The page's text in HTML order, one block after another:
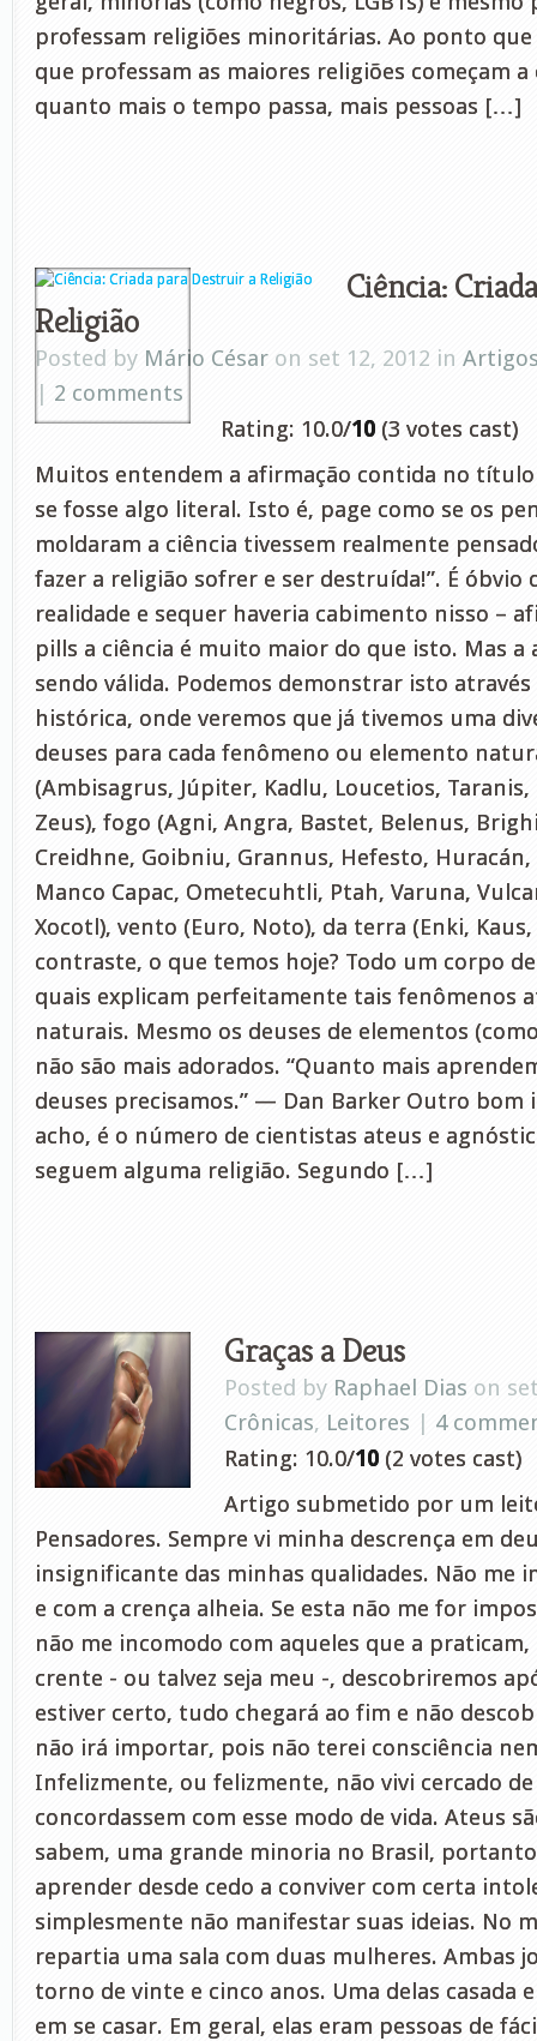
professam religiões minoritárias. Ao ponto que
que professam as maiores religiões começam
quanto mais o tempo passa, mais pessoas […]
Ciência:
Religião
Posted by Mário César on set 12, 2012 in
| 2 comments
Rating: 10.0/10 (3 votes cast)
Muitos entendem a afirmação contida no
se fosse algo literal. Isto é, page como se os
moldaram a ciência tivessem realmente
fazer a religião sofrer e ser destruída!”. É óbvio
realidade e sequer haveria cabimento nisso –
pills a ciência é muito maior do que isto. Mas
sendo válida. Podemos demonstrar isto
histórica, onde veremos que já tivemos uma
deuses para cada fenômeno ou elemento
(Ambisagrus, Júpiter, Kadlu, Loucetios,
Zeus), fogo (Agni, Angra, Bastet, Belenus,
Creidhne, Goibniu, Grannus, Hefesto,
Manco Capac, Ometecuhtli, Ptah, Varuna,
Xocotl), vento (Euro, Noto), da terra (Enki,
contraste, o que temos hoje? Todo um corpo
quais explicam perfeitamente tais fenômenos
naturais. Mesmo os deuses de elementos
não são mais adorados. “Quanto mais
deuses precisamos.” — Dan Barker Outro bom
acho, é o número de cientistas ateus e
seguem alguma religião. Segundo […]
Graças a Deus
Posted by Raphael Dias on
Crônicas, Leitores | 4
Rating: 10.0/10 (2 votes cast)
Artigo submetido por um
Pensadores. Sempre vi minha descrença em
insignificante das minhas qualidades. Não me
e com a crença alheia. Se esta não me for
não me incomodo com aqueles que a
crente - ou talvez seja meu -, descobriremos
estiver certo, tudo chegará ao fim e não
não irá importar, pois não terei consciência
Infelizmente, ou felizmente, não vivi cercado
concordassem com esse modo de vida. Ateus
sabem, uma grande minoria no Brasil,
aprender desde cedo a conviver com certa
simplesmente não manifestar suas ideias. No
repartia uma sala com duas mulheres. Ambas
torno de vinte e cinco anos. Uma delas casada
em se casar. Em geral, elas eram pessoas de